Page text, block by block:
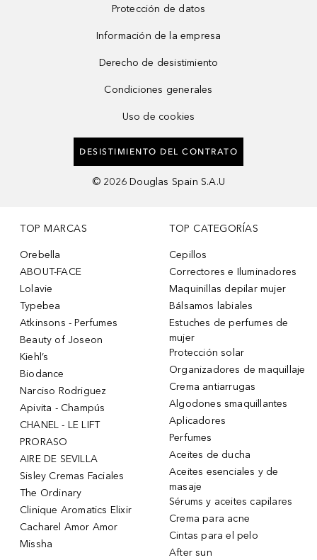
Protección de datos
Información de la empresa
Derecho de desistimiento
Condiciones generales
Uso de cookies
DESISTIMIENTO DEL CONTRATO
© 2026 Douglas Spain S.A.U
TOP MARCAS
Orebella
ABOUT-FACE
Lolavie
Typebea
Atkinsons - Perfumes
Beauty of Joseon
Kiehl’s
Biodance
Narciso Rodriguez
Apivita - Champús
CHANEL - LE LIFT
PRORASO
AIRE DE SEVILLA
Sisley Cremas Faciales
The Ordinary
Clinique Aromatics Elixir
Cacharel Amor Amor
Missha
TOP CATEGORÍAS
Cepillos
Correctores e Iluminadores
Maquinillas depilar mujer
Bálsamos labiales
Estuches de perfumes de
mujer
Protección solar
Organizadores de maquillaje
Crema antiarrugas
Algodones smaquillantes
Aplicadores
Perfumes
Aceites de ducha
Aceites esenciales y de
masaje
Sérums y aceites capilares
Crema para acne
Cintas para el pelo
After sun